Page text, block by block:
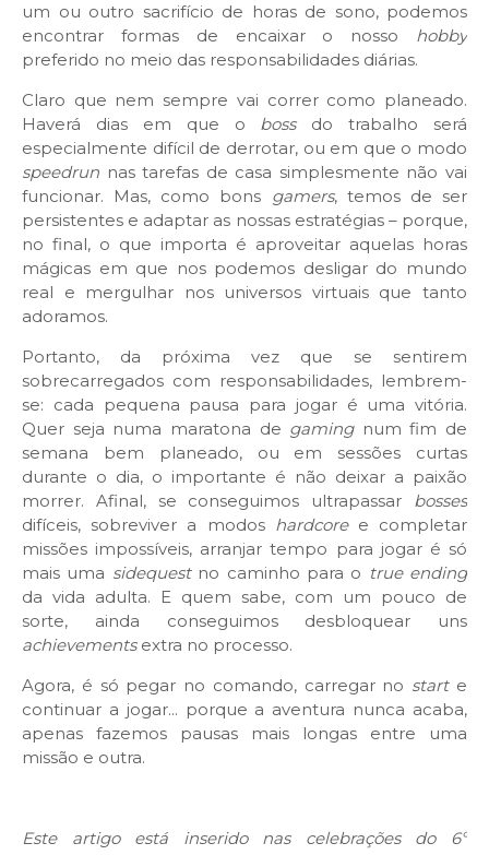
um ou outro sacrifício de horas de sono, podemos
encontrar formas de encaixar o nosso hobby
preferido no meio das responsabilidades diárias.
Claro que nem sempre vai correr como planeado.
Haverá dias em que o boss do trabalho será
especialmente difícil de derrotar, ou em que o modo
speedrun nas tarefas de casa simplesmente não vai
funcionar. Mas, como bons gamers, temos de ser
persistentes e adaptar as nossas estratégias – porque,
no final, o que importa é aproveitar aquelas horas
mágicas em que nos podemos desligar do mundo
real e mergulhar nos universos virtuais que tanto
adoramos.
Portanto, da próxima vez que se sentirem
sobrecarregados com responsabilidades, lembrem-
se: cada pequena pausa para jogar é uma vitória.
Quer seja numa maratona de gaming num fim de
semana bem planeado, ou em sessões curtas
durante o dia, o importante é não deixar a paixão
morrer. Afinal, se conseguimos ultrapassar bosses
difíceis, sobreviver a modos hardcore e completar
missões impossíveis, arranjar tempo para jogar é só
mais uma sidequest no caminho para o true ending
da vida adulta. E quem sabe, com um pouco de
sorte, ainda conseguimos desbloquear uns
achievements extra no processo.
Agora, é só pegar no comando, carregar no start e
continuar a jogar... porque a aventura nunca acaba,
apenas fazemos pausas mais longas entre uma
missão e outra.
Este artigo está inserido nas celebrações do 6º